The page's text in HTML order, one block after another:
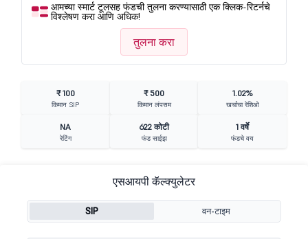
आमच्या स्मार्ट टूलसह फंडची तुलना करण्यासाठी एक क्लिक-रिटर्नचे
विश्लेषण करा आणि अधिक!
तुलना करा
₹ 100
किमान SIP
₹ 500
किमान लंपसम
1.02%
खर्चाचा रेशिओ
NA
रेटिंग
622 कोटी
फंड साईझ
1 वर्षे
फंडचे वय
एसआयपी कॅल्क्युलेटर
SIP वन-टाइम